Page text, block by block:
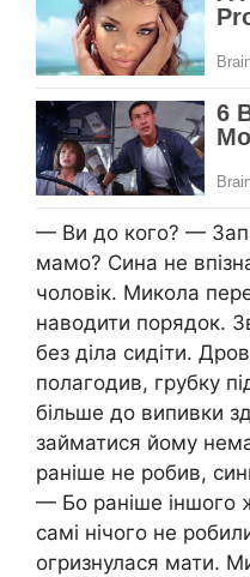
— Ви до кого? —
мамо? Сина не
чоловік. Микола
наводити порядок.
без діла сидіти.
полагодив, грубку
більше до випивки
займатися йому
раніше не робив,
— Бо раніше іншого
самі нічого не
огризнулася мати.